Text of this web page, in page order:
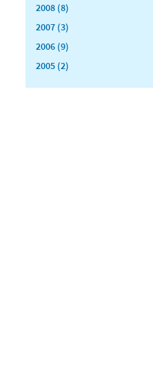
2008 (8)
2007 (3)
2006 (9)
2005 (2)